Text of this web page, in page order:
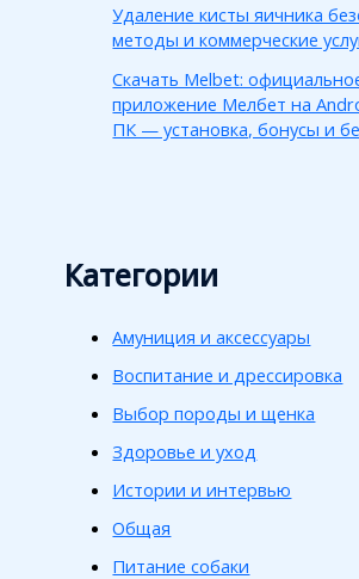
Удаление кисты яичника
методы и коммерческие
Скачать Melbet:
приложение Мелбет на
ПК — установка, бонусы и
Категории
Амуниция и аксессуары
Воспитание и дрессировка
Выбор породы и щенка
Здоровье и уход
Истории и интервью
Общая
Питание собаки